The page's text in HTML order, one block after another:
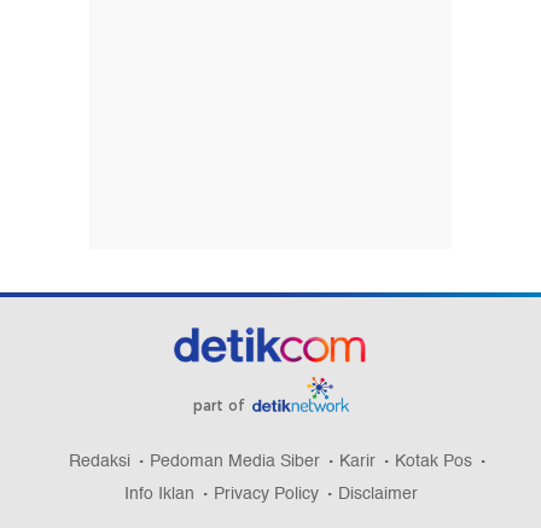
part of
Redaksi Pedoman Media Siber Karir
Kotak Pos
Info Iklan
Privacy Policy Disclaimer